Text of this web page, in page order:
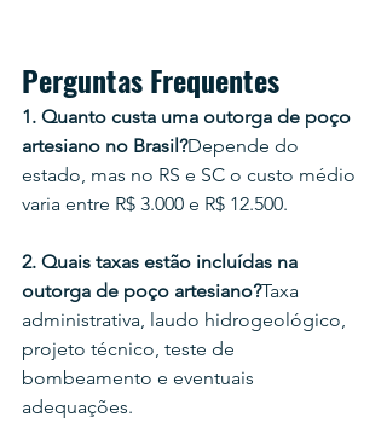
Perguntas Frequentes
1. Quanto custa uma outorga de poço
artesiano no Brasil?Depende do
estado, mas no RS e SC o custo médio
varia entre R$ 3.000 e R$ 12.500.
2. Quais taxas estão incluídas na
outorga de poço artesiano?Taxa
administrativa, laudo hidrogeológico,
projeto técnico, teste de
bombeamento e eventuais
adequações.